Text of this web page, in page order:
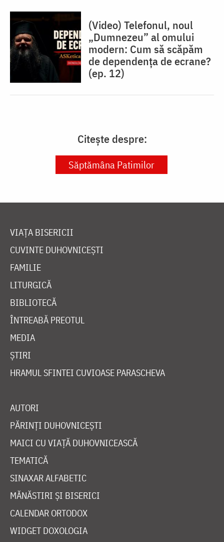
(Video) Telefonul, noul
„Dumnezeu” al omului
modern: Cum să scăpăm
de dependența de ecrane?
(ep. 12)
Citește despre:
Săptămâna Patimilor
VIAȚA BISERICII
CUVINTE DUHOVNICEȘTI
FAMILIE
LITURGICĂ
BIBLIOTECĂ
ÎNTREABĂ PREOTUL
MEDIA
ȘTIRI
HRAMUL SFINTEI CUVIOASE PARASCHEVA
AUTORI
PĂRINȚI DUHOVNICEȘTI
MAICI CU VIAȚĂ DUHOVNICEASCĂ
TEMATICĂ
SINAXAR ALFABETIC
MĂNĂSTIRI ȘI BISERICI
CALENDAR ORTODOX
WIDGET DOXOLOGIA